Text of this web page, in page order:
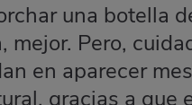
una botella
mejor. Pero,
en aparecer
gracias a que